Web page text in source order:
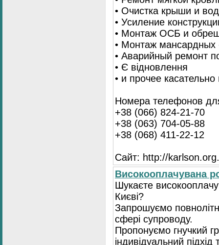
• Очистка крыши и
• Усиление
• Монтаж ОСБ и
• Монтаж мансардных
• Аварийный ремонт
• Є відновлення
• и прочее
Номера телефонов
+38 (066) 824-21-70
+38 (063) 704-05-88
+38 (068) 411-22-12
Сайт: http://
Високооплачувана
Шукаєте
Києві?
Запрошуємо
сфері супроводу.
Пропонуємо гнучкий
індивідуальний